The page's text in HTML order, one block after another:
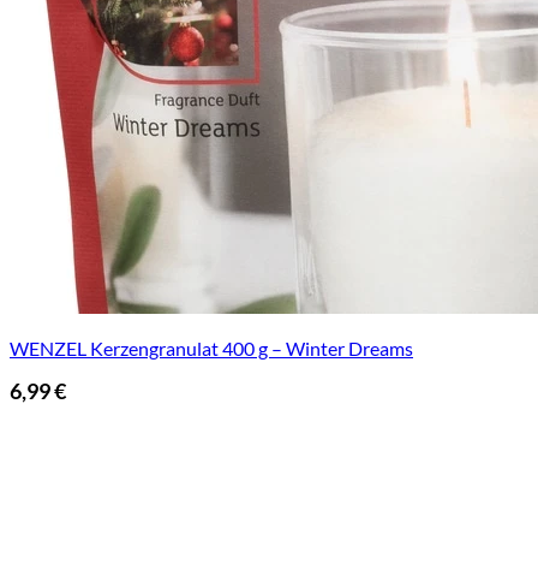
WENZEL Kerzengranulat 400 g – Winter Dreams
6,99€